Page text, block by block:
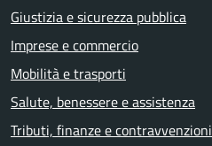
Giustizia e sicurezza pubblica
Imprese e commercio
Mobilità e trasporti
Salute, benessere e assistenza
Tributi, finanze e contravvenzioni